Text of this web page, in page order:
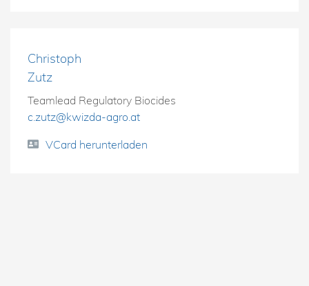
Christoph
Zutz
Teamlead Regulatory Biocides
c.zutz@kwizda-agro.at
VCard herunterladen